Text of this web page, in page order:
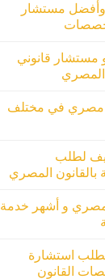
مستشار
قانوني
المصري
مصري في مختلف
لطلب
بالقانون المصري
و أشهر خدمة
استشارة
القانون